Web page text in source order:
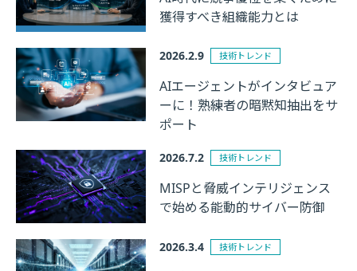
獲得すべき組織能力とは
2026.2.9 技術トレンド
AIエージェントがインタビュア
ーに！熟練者の暗黙知抽出をサ
ポート
2026.7.2 技術トレンド
MISPと脅威インテリジェンス
で始める能動的サイバー防御
2026.3.4 技術トレンド